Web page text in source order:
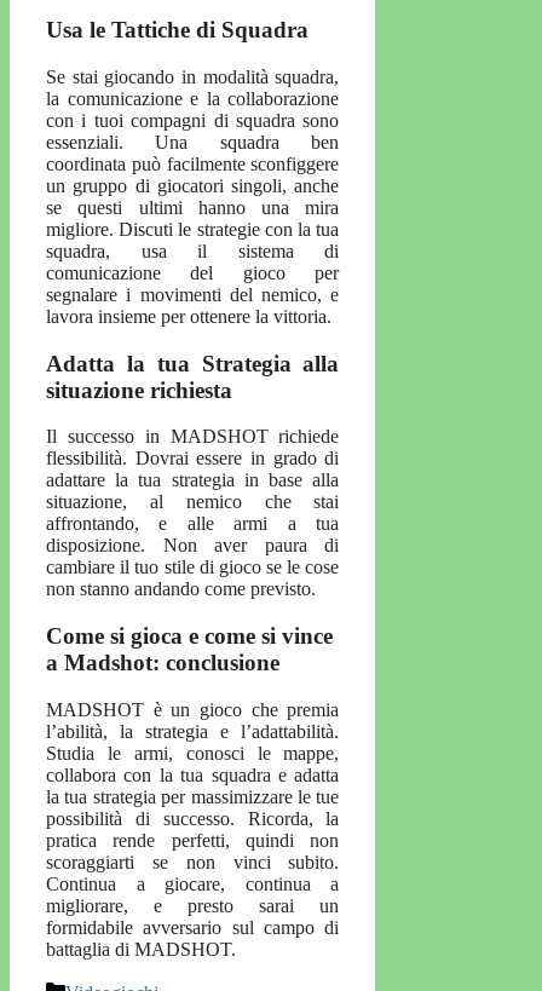
Usa le Tattiche di Squadra
Se stai giocando in modalità squadra,
la comunicazione e la collaborazione
con i tuoi compagni di squadra sono
essenziali. Una squadra ben
coordinata può facilmente sconfiggere
un gruppo di giocatori singoli, anche
se questi ultimi hanno una mira
migliore. Discuti le strategie con la tua
squadra, usa il sistema di
comunicazione del gioco per
segnalare i movimenti del nemico, e
lavora insieme per ottenere la vittoria.
Adatta la tua Strategia alla
situazione richiesta
Il successo in MADSHOT richiede
flessibilità. Dovrai essere in grado di
adattare la tua strategia in base alla
situazione, al nemico che stai
affrontando, e alle armi a tua
disposizione. Non aver paura di
cambiare il tuo stile di gioco se le cose
non stanno andando come previsto.
Come si gioca e come si vince
a Madshot: conclusione
MADSHOT è un gioco che premia
l’abilità, la strategia e l’adattabilità.
Studia le armi, conosci le mappe,
collabora con la tua squadra e adatta
la tua strategia per massimizzare le tue
possibilità di successo. Ricorda, la
pratica rende perfetti, quindi non
scoraggiarti se non vinci subito.
Continua a giocare, continua a
migliorare, e presto sarai un
formidabile avversario sul campo di
battaglia di MADSHOT.